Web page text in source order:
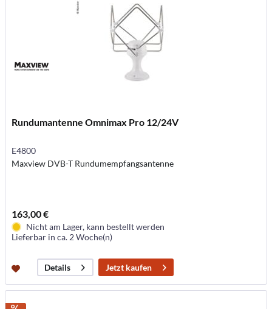
Rundumantenne Omnimax Pro 12/24V
E4800
Maxview DVB-T Rundumempfangsantenne
163,00 €
Nicht am Lager, kann bestellt werden
Lieferbar in ca. 2 Woche(n)
Details Jetzt kaufen